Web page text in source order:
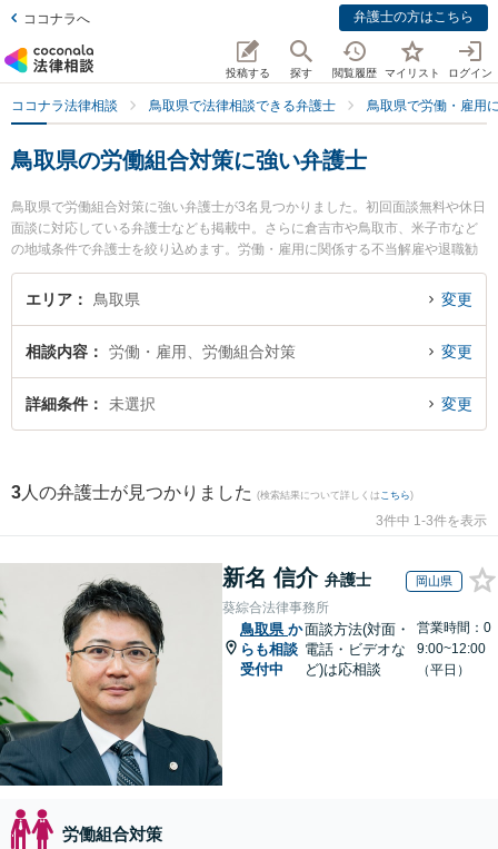
ココナラへ 弁護士の方はこちら
投稿する 探す 閲覧履歴 マイリスト ログイン
ココナラ法律相談 鳥取県で法律相談できる弁護士 鳥取県で労働・雇用
鳥取県の労働組合対策に強い弁護士
鳥取県で労働組合対策に強い弁護士が3名見つかりました。初回面談無料や休日
面談に対応している弁護士なども掲載中。さらに倉吉市や鳥取市、米子市など
の地域条件で弁護士を絞り込めます。労働・雇用に関係する不当解雇や退職勧
奨、内定取消等の細かな分野での絞り込み検索もでき便利です。特に弁護士法
人はくと総合法律事務所の中﨑 雄一弁護士や倉吉ひかり法律事務所の辻本 周平
組合対策のトラブルを今すぐに弁護士に相談したい』『労働組合対策のトラブ
ル解決の実績豊富な近くの弁護士を検索したい』『初回相談無料で労働組合対
策を法律相談できる鳥取県内の弁護士に相談予約したい』などでお困りの相談
エリア 鳥取県 変更
相談内容 労働・雇用、労働組合対策 変更
詳細条件 未選択 変更
3 人の弁護士が見つかりました (検索結果について詳しくは こちら)
3件中 1-3件を表示
新名 信介 弁護士 岡山県
葵綜合法律事務所
鳥取県 か
らも相談
受付中
面談方法(対面・
電話・ビデオな
ど)は応相談
営業時間：0
9:00~12:00
（平日）
労働組合対策